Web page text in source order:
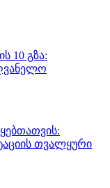
10 გზა:
თვალყური